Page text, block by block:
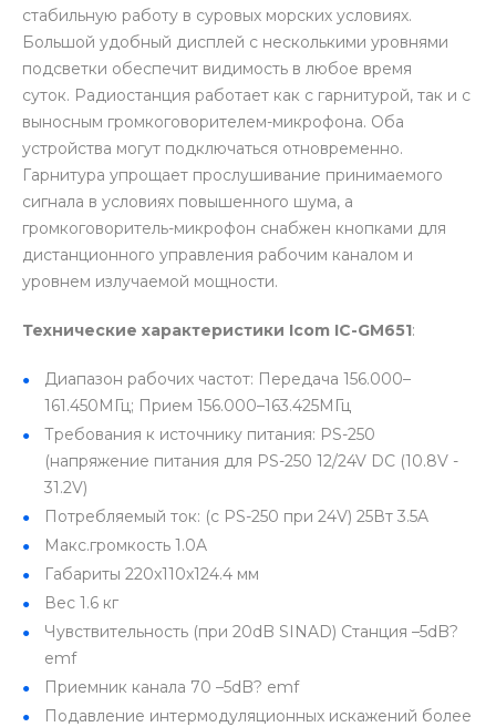
стабильную работу в суровых морских условиях.
Большой удобный дисплей с несколькими уровнями
подсветки обеспечит видимость в любое время
суток. Радиостанция работает как с гарнитурой, так и с
выносным громкоговорителем-микрофона. Оба
устройства могут подключаться отновременно.
Гарнитура упрощает прослушивание принимаемого
сигнала в условиях повышенного шума, а
громкоговоритель-микрофон снабжен кнопками для
дистанционного управления рабочим каналом и
уровнем излучаемой мощности.
Технические характеристики Icom IC-GM651:
Диапазон рабочих частот: Передача 156.000–
161.450МГц; Прием 156.000–163.425МГц
Требования к источнику питания: PS-250
(напряжение питания для PS-250 12/24V DC (10.8V -
31.2V)
Потребляемый ток: (с PS-250 при 24V) 25Вт 3.5A
Макс.громкость 1.0A
Габариты 220x110x124.4 мм
Вес 1.6 кг
Чувствительность (при 20dB SINAD) Станция –5dB?
emf
Приемник канала 70 –5dB? emf
Подавление интермодуляционных искажений более